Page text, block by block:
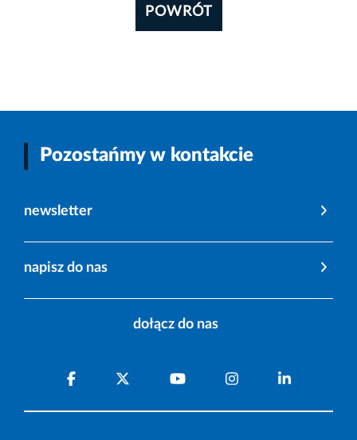
POWRÓT
Pozostańmy w kontakcie
newsletter
napisz do nas
dołącz do nas